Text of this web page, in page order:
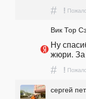
# !
Вик Тор
Ну
жюри. За
# !
сергей